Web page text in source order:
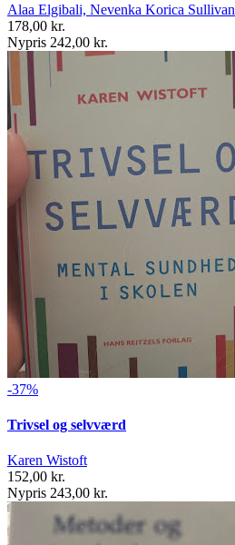
Alaa Elgibali, Nevenka Korica Sullivan
178,00 kr.
Nypris 242,00 kr.
-37%
Trivsel og selvværd
Karen Wistoft
152,00 kr.
Nypris 243,00 kr.